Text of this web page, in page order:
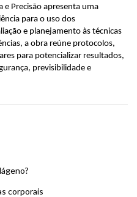
e Precisão apresenta uma
para o uso dos
e planejamento às técnicas
a obra reúne protocolos,
para potencializar resultados,
previsibilidade e
corporais